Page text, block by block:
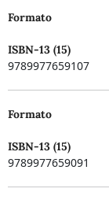
Formato
ISBN-13 (15)
9789977659107
Formato
ISBN-13 (15)
9789977659091